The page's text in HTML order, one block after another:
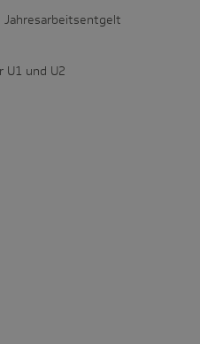
Jahresarbeitsentgelt
U1 und U2